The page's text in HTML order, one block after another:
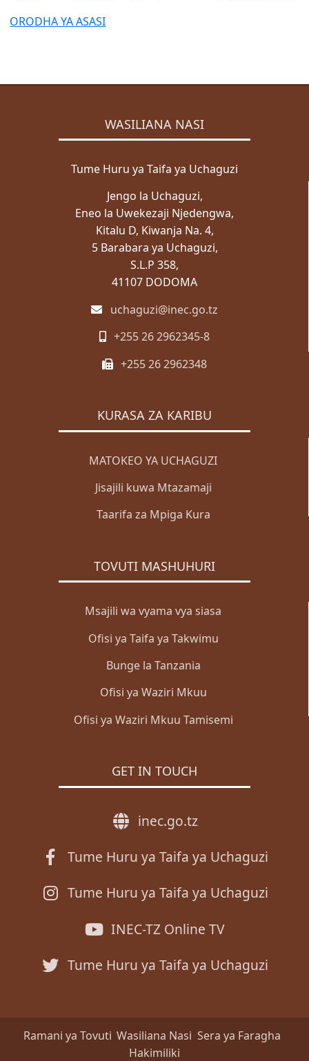
cha Rais na Makamu wa Rais wa Jamhuri ya Muungano
Mwongozo wa Watazamaji
Ripoti za Watazamaji
Zabuni za Kimataifa
Wazabuni Walioshinda
WASILIANA NASI
ORODHA YA ASASI
WASILIANA NASI
Tume Huru ya Taifa ya Uchaguzi
Jengo la Uchaguzi,
Eneo la Uwekezaji Njedengwa,
Kitalu D, Kiwanja Na. 4,
5 Barabara ya Uchaguzi,
S.L.P 358,
41107 DODOMA
uchaguzi@inec.go.tz
+255 26 2962345-8
+255 26 2962348
KURASA ZA KARIBU
MATOKEO YA UCHAGUZI
Jisajili kuwa Mtazamaji
Taarifa za Mpiga Kura
TOVUTI MASHUHURI
Msajili wa vyama vya siasa
Ofisi ya Taifa ya Takwimu
Bunge la Tanzania
Ofisi ya Waziri Mkuu
Ofisi ya Waziri Mkuu Tamisemi
GET IN TOUCH
inec.go.tz
Tume Huru ya Taifa ya Uchaguzi
Tume Huru ya Taifa ya Uchaguzi
INEC-TZ Online TV
Tume Huru ya Taifa ya Uchaguzi
Ramani ya Tovuti Wasiliana Nasi Sera ya Faragha
Hakimiliki